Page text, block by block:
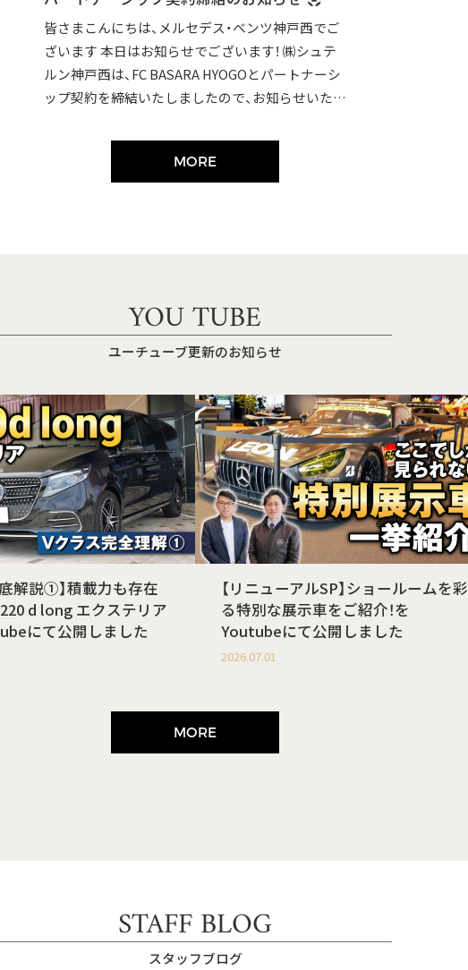
皆さまこんにちは、メルセデス・ベンツ神戸西でご
ざいます 本日はお知らせでございます！ ㈱シュテ
ルン神戸西は、FC BASARA HYOGOとパートナーシ
ップ契約を締結いたしましたので、お知らせいたし
MORE
YOU TUBE
ユーチューブ更新のお知らせ
解説①】積載力も存在
220 d long エクステリア
にて公開しました
【リニューアルSP】ショールームを彩
る特別な展示車をご紹介！を
Youtubeにて公開しました
2026.07.01
MORE
STAFF BLOG
スタッフブログ